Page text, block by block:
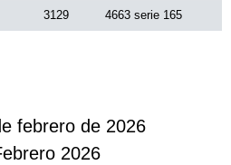
3129 4663 serie 165
febrero de 2026
2026